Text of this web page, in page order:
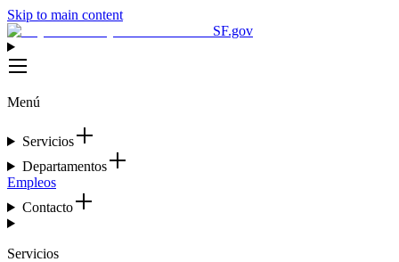
Skip to main content
SF.gov
Menú
Servicios
Departamentos
Empleos
Contacto
Servicios